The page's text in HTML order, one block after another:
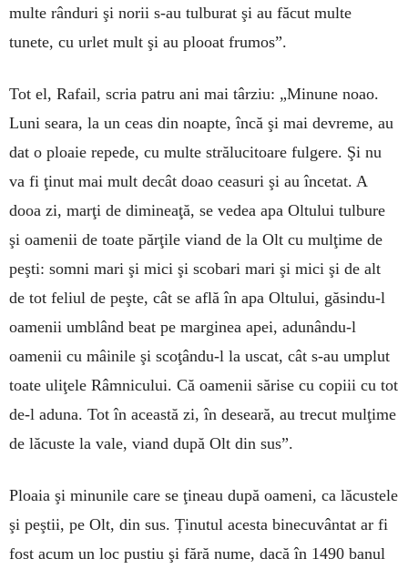
multe rânduri şi norii s-au tulburat şi au făcut multe
tunete, cu urlet mult şi au plooat frumos”.
Tot el, Rafail, scria patru ani mai târziu: „Mi­nune noao.
Luni seara, la un ceas din noap­te, încă şi mai devreme, au
dat o ploaie repede, cu multe strălu­citoare fulgere. Şi nu
va fi ţinut mai mult decât doao ceasuri şi au încetat. A
dooa zi, marţi de dimineaţă, se vedea apa Oltului tulbure
şi oamenii de toate părţile viand de la Olt cu mulţime de
peşti: somni mari şi mici şi scobari mari şi mici şi de alt
de tot feliul de peşte, cât se află în apa Oltului, găsindu-l
oamenii umblând beat pe marginea apei, adunându-l
oamenii cu mâi­nile şi scoţându-l la uscat, cât s-au umplut
toate uliţele Râmnicului. Că oamenii sărise cu copiii cu tot
de-l aduna. Tot în această zi, în deseară, au trecut mulţime
de lăcuste la vale, viand după Olt din sus”.
Ploaia şi minunile care se ţineau după oameni, ca lăcustele
şi peştii, pe Olt, din sus. Ținutul acesta bine­cuvântat ar fi
fost acum un loc pustiu şi fără nume, dacă în 1490 banul